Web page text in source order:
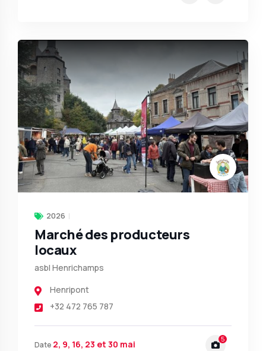
2026
Marché des producteurs
locaux
asbl Henrichamps
Henripont
+32 472 765 787
Date 2, 9, 16, 23 et 30 mai 5